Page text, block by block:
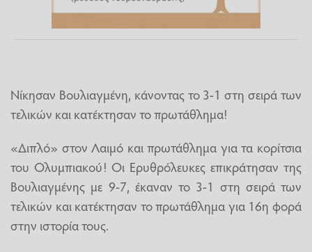
Nίκησαν Βουλιαγμένη, κάνοντας το 3-1 στη σειρά των
τελικών και κατέκτησαν το πρωτάθλημα!
«Διπλό» στον Λαιμό και πρωτάθλημα για τα κορίτσια
του Ολυμπιακού! Οι Ερυθρόλευκες επικράτησαν της
Βουλιαγμένης με 9-7, έκαναν το 3-1 στη σειρά των
τελικών και κατέκτησαν το πρωτάθλημα για 16η φορά
στην ιστορία τους.